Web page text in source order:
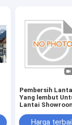
Pembersih
Yang lembut
Lantai
Harga